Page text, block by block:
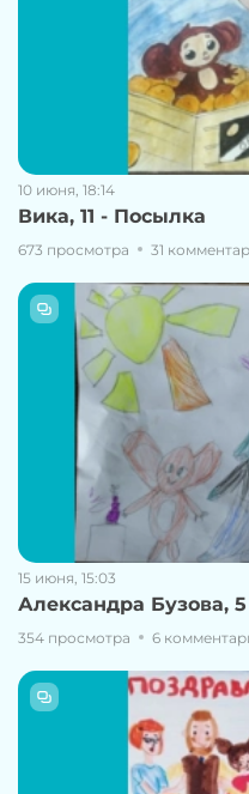
10 июня, 18:14
Вика, 11 - Посылка
673 просмотра 31
15 июня, 15:03
Александра Бузова,
354 просмотра 6